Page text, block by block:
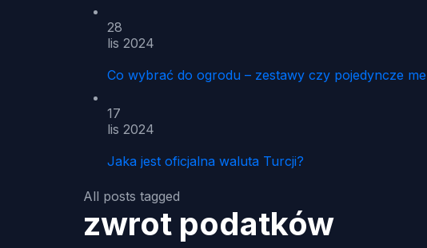
28
lis 2024
Co wybrać do ogrodu – zestawy czy pojedyncze
17
lis 2024
Jaka jest oficjalna waluta Turcji?
All posts tagged
zwrot podatków